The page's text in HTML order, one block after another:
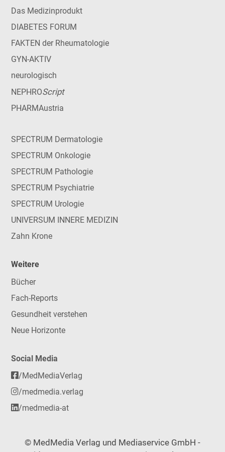
Das Medizinprodukt
DIABETES FORUM
FAKTEN der Rheumatologie
GYN-AKTIV
neurologisch
NEPHROScript
PHARMAustria
SPECTRUM Dermatologie
SPECTRUM Onkologie
SPECTRUM Pathologie
SPECTRUM Psychiatrie
SPECTRUM Urologie
UNIVERSUM INNERE MEDIZIN
Zahn Krone
Weitere
Bücher
Fach-Reports
Gesundheit verstehen
Neue Horizonte
Social Media
/MedMediaVerlag
/medmedia.verlag
/medmedia-at
© MedMedia Verlag und Mediaservice GmbH -